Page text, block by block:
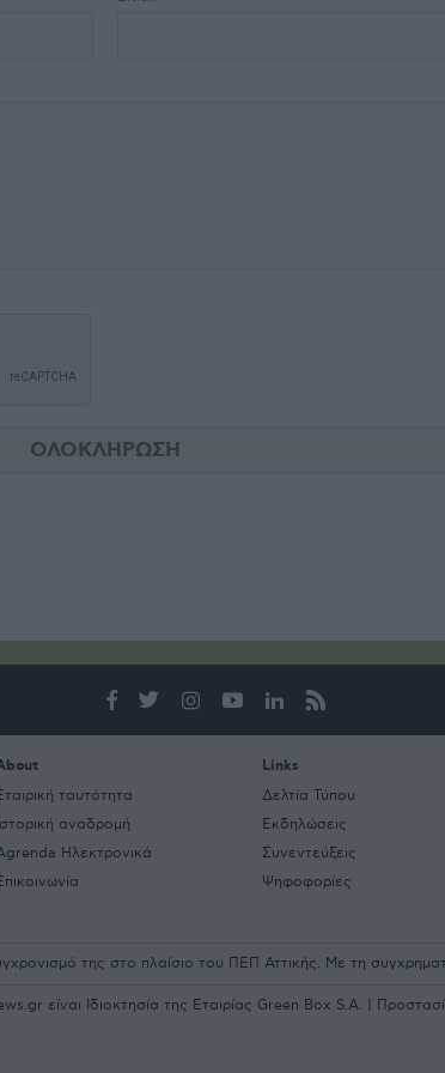
ταυτότητα
Ιστορική αναδρομή
Ηλεκτρονικά
Links
Δελτία Τύπου
Εκδηλώσεις
Συνεντεύξεις
Ψηφοφορίες
της στο πλαίσιο του ΠΕΠ Αττικής. Με τη
είναι Ιδιοκτησία της Εταιρίας Green Box S.A. |